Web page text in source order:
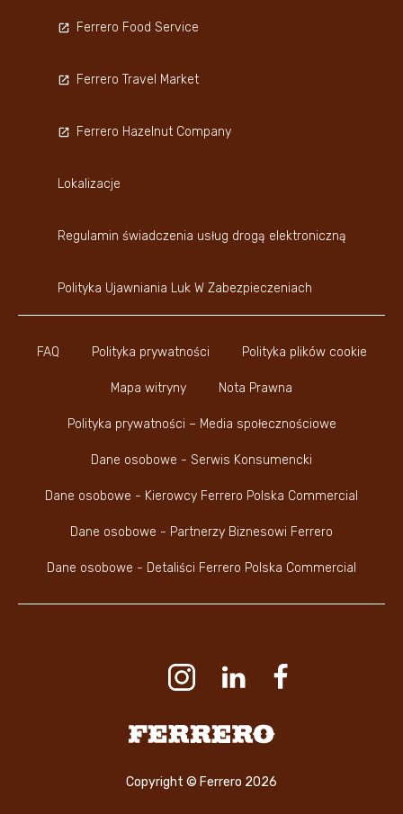
FAQ Polityka prywatności Polityka plików cookie
Mapa witryny Nota Prawna
Polityka prywatności – Media społecznościowe
Dane osobowe - Serwis Konsumencki
Dane osobowe - Kierowcy Ferrero Polska Commercial
Dane osobowe - Partnerzy Biznesowi Ferrero
Dane osobowe - Detaliści Ferrero Polska Commercial
Ferrero Food Service
Ferrero Travel Market
Ferrero Hazelnut Company
Lokalizacje
Regulamin świadczenia usług drogą elektroniczną
Polityka Ujawniania Luk W Zabezpieczeniach
Copyright © Ferrero 2026
Youtube Channel
Instagram
LinkedIn